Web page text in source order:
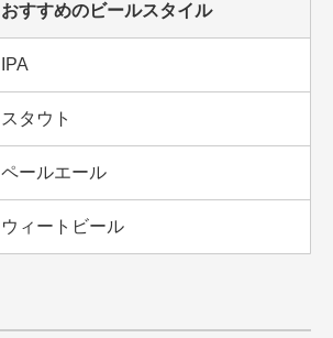
おすすめのビールスタイル
IPA
スタウト
ペールエール
ウィートビール